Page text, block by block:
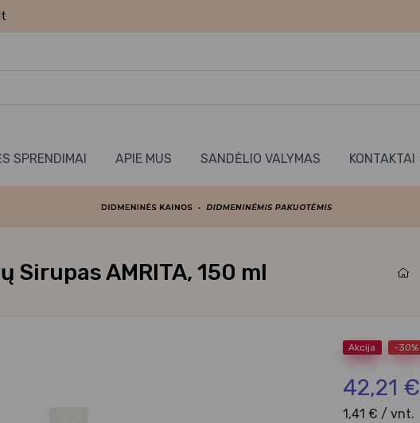
SPRENDIMAI APIE MUS SANDĖLIO VALYMAS KONTAKTAI
Sirupas AMRITA, 150 ml
Akcija -30%
42,21 €
1,41 € / vnt.